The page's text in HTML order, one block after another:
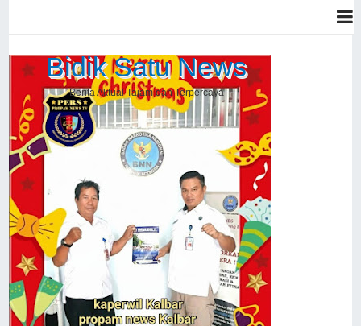
Bidik Satu News
Berita Aktual Tajam dan Terpercaya